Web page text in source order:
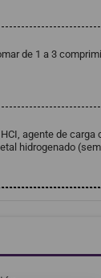
de 1 a 3
agente de
hidrogenado